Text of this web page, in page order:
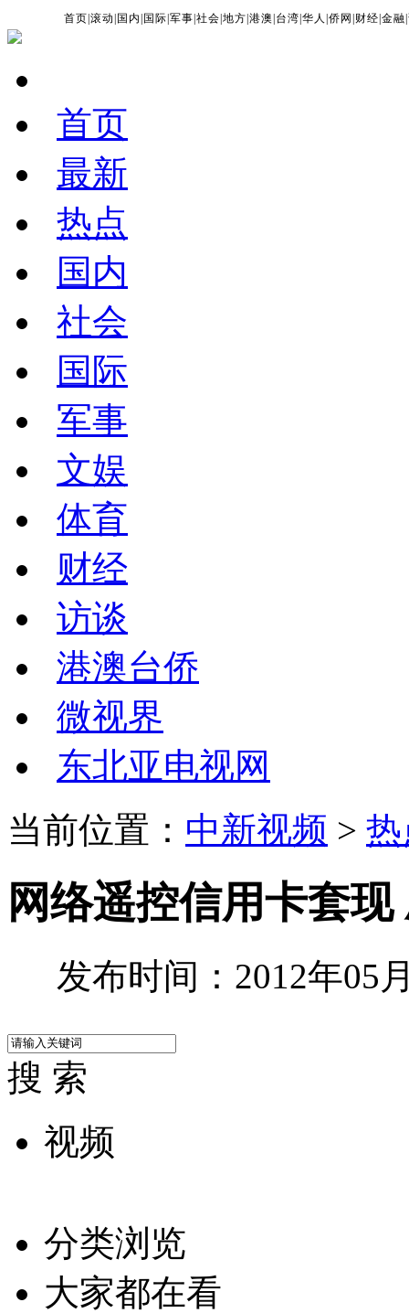
首页 |滚动 国内 国际 |军事 |社会 |地方 |港澳 台湾 |华人 |侨网 财经 |金融 |
首页
最新
热点
国内
社会
国际
军事
文娱
体育
财经
访谈
港澳台侨
微视界
东北亚电视网
当前位置： 中新视频 >
网络遥控信用卡套
发布时间：2012年05
搜 索
视频
分类浏览
大家都在看